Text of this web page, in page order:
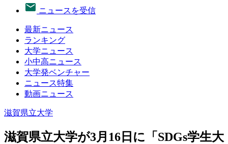
ニュースを受信
最新ニュース
ランキング
大学ニュース
小中高ニュース
大学発ベンチャー
ニュース特集
動画ニュース
滋賀県立大学
滋賀県立大学が3月16日に「SDGs学生大